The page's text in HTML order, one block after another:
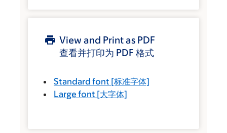
View and Print as PDF
查看并打印为 PDF 格式
Standard font [标准字体]
Large font [大字体]